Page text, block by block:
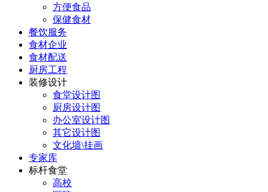
方便食品
保健食材
餐饮服务
食材企业
食材配送
厨房工程
装修设计
食堂设计图
厨房设计图
办公室设计图
其它设计图
文化墙\挂画
专家库
标杆食堂
高校